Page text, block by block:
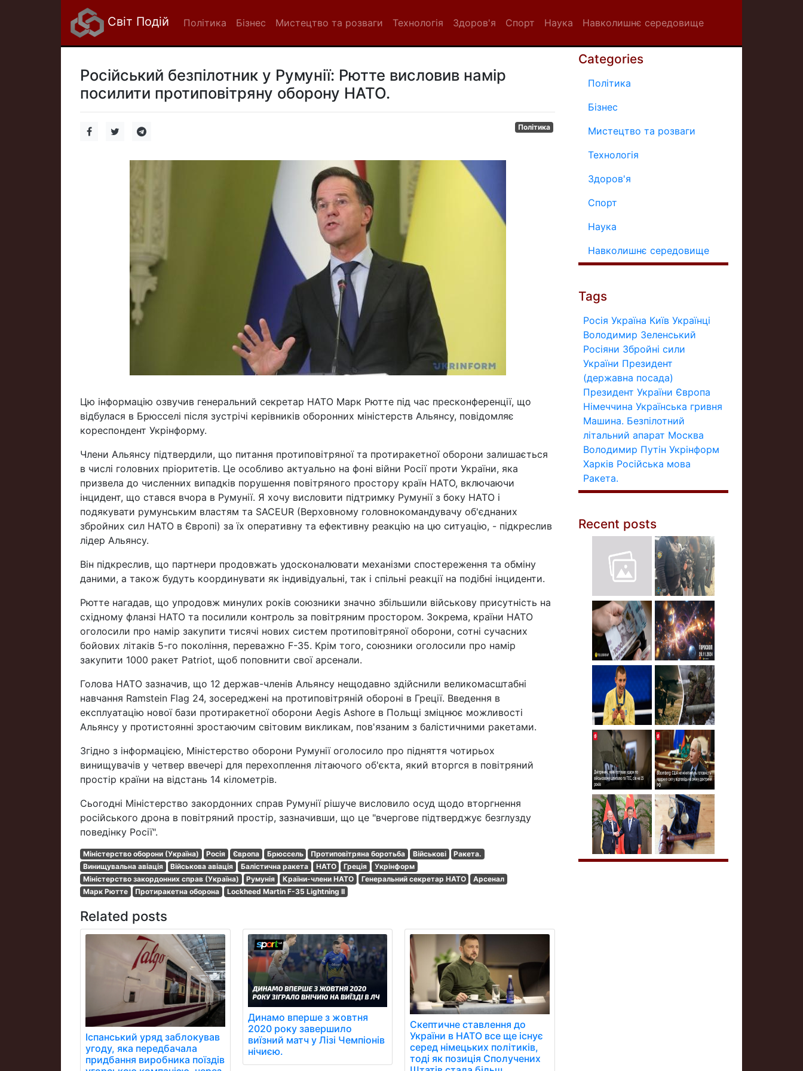
Світ Подій Політика Бізнес Мистецтво та розваги Технологія Здоров'я Спорт Наука Навколишнє середовище
Російський безпілотник у Румунії: Рютте висловив намір
посилити протиповітряну оборону НАТО.
Політика
Цю інформацію озвучив генеральний секретар НАТО Марк Рютте під час пресконференції, що
відбулася в Брюсселі після зустрічі керівників оборонних міністерств Альянсу, повідомляє
кореспондент Укрінформу.
Члени Альянсу підтвердили, що питання протиповітряної та протиракетної оборони залишається
в числі головних пріоритетів. Це особливо актуально на фоні війни Росії проти України, яка
призвела до численних випадків порушення повітряного простору країн НАТО, включаючи
інцидент, що стався вчора в Румунії. Я хочу висловити підтримку Румунії з боку НАТО і
подякувати румунським властям та SACEUR (Верховному головнокомандувачу об'єднаних
збройних сил НАТО в Європі) за їх оперативну та ефективну реакцію на цю ситуацію, - підкреслив
лідер Альянсу.
Він підкреслив, що партнери продовжать удосконалювати механізми спостереження та обміну
даними, а також будуть координувати як індивідуальні, так і спільні реакції на подібні інциденти.
Рютте нагадав, що упродовж минулих років союзники значно збільшили військову присутність на
східному фланзі НАТО та посилили контроль за повітряним простором. Зокрема, країни НАТО
оголосили про намір закупити тисячі нових систем протиповітряної оборони, сотні сучасних
бойових літаків 5-го покоління, переважно F-35. Крім того, союзники оголосили про намір
закупити 1000 ракет Patriot, щоб поповнити свої арсенали.
Голова НАТО зазначив, що 12 держав-членів Альянсу нещодавно здійснили великомасштабні
навчання Ramstein Flag 24, зосереджені на протиповітряній обороні в Греції. Введення в
експлуатацію нової бази протиракетної оборони Aegis Ashore в Польщі зміцнює можливості
Альянсу у протистоянні зростаючим світовим викликам, пов'язаним з балістичними ракетами.
Згідно з інформацією, Міністерство оборони Румунії оголосило про підняття чотирьох
винищувачів у четвер ввечері для перехоплення літаючого об'єкта, який вторгся в повітряний
простір країни на відстань 14 кілометрів.
Сьогодні Міністерство закордонних справ Румунії рішуче висловило осуд щодо вторгнення
російського дрона в повітряний простір, зазначивши, що це "вчергове підтверджує безглузду
поведінку Росії".
Міністерство оборони (Україна) Росія Європа Брюссель Протиповітряна боротьба Військові
Ракета.
Винищувальна авіація
Військова авіація Балістична ракета НАТО Греція
Укрінформ
Міністерство закордонних справ (Україна)
Румунія Країни-члени НАТО Генеральний секретар НАТО
Арсенал
Марк Рютте
Протиракетна оборона Lockheed Martin F-35 Lightning II
Related posts
Іспанський уряд заблокував
угоду, яка передбачала
придбання виробника поїздів
Динамо вперше з жовтня
2020 року завершило
виїзний матч у Лізі Чемпіонів
нічиєю.
Скептичне ставлення до
України в НАТО все ще існує
серед німецьких політиків,
тоді як позиція Сполучених
Categories
Політика
Бізнес
Мистецтво та розваги
Технологія
Здоров'я
Спорт
Наука
Навколишнє середовище
Tags
Росія Україна Київ Українці
Володимир Зеленський
Росіяни Збройні сили
України Президент
(державна посада)
Президент України Європа
Німеччина Українська гривня
Машина. Безпілотний
літальний апарат Москва
Володимир Путін Укрінформ
Харків Російська мова
Ракета.
Recent posts